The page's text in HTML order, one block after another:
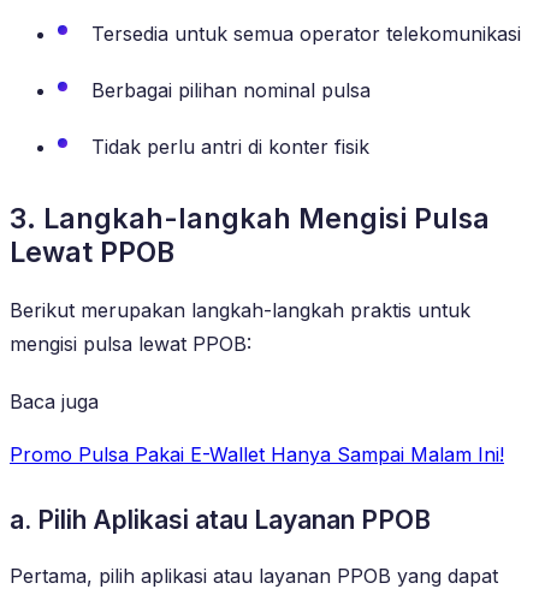
Tersedia untuk semua operator telekomunikasi
Berbagai pilihan nominal pulsa
Tidak perlu antri di konter fisik
3. Langkah-langkah Mengisi Pulsa
Lewat PPOB
Berikut merupakan langkah-langkah praktis untuk
mengisi pulsa lewat PPOB:
Baca juga
Promo Pulsa Pakai E-Wallet Hanya Sampai Malam Ini!
a. Pilih Aplikasi atau Layanan PPOB
Pertama, pilih aplikasi atau layanan PPOB yang dapat